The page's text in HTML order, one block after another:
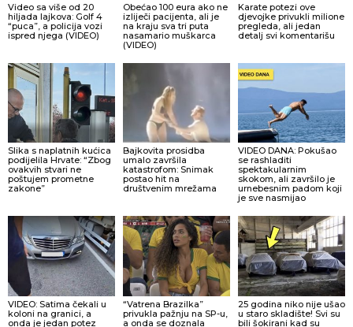
Video sa više od 20
hiljada lajkova: Golf 4
“puca”, a policija vozi
ispred njega (VIDEO)
Obećao 100 eura ako ne
izliječi pacijenta, ali je
na kraju sva tri puta
nasamario muškarca
(VIDEO)
Karate potezi ove
djevojke privukli milione
pregleda, ali jedan
detalj svi komentarišu
Slika s naplatnih kućica
podijelila Hrvate: “Zbog
ovakvih stvari ne
poštujem prometne
zakone”
Bajkovita prosidba
umalo završila
katastrofom: Snimak
postao hit na
društvenim mrežama
VIDEO DANA: Pokušao
se rashladiti
spektakularnim
skokom, ali završilo je
urnebesnim padom koji
je sve nasmijao
VIDEO: Satima čekali u
koloni na granici, a
onda je jedan potez
“Vatrena Brazilka”
privukla pažnju na SP-u,
a onda se doznala
25 godina niko nije ušao
u staro skladište! Svi su
bili šokirani kad su